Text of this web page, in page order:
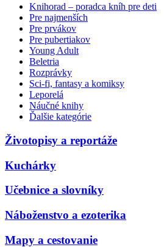
Knihorad – poradca kníh pre deti
Pre najmenších
Pre prvákov
Pre pubertiakov
Young Adult
Beletria
Rozprávky
Sci-fi, fantasy a komiksy
Leporelá
Náučné knihy
Ďalšie kategórie
Životopisy a reportáže
Kuchárky
Učebnice a slovníky
Náboženstvo a ezoterika
Mapy a cestovanie